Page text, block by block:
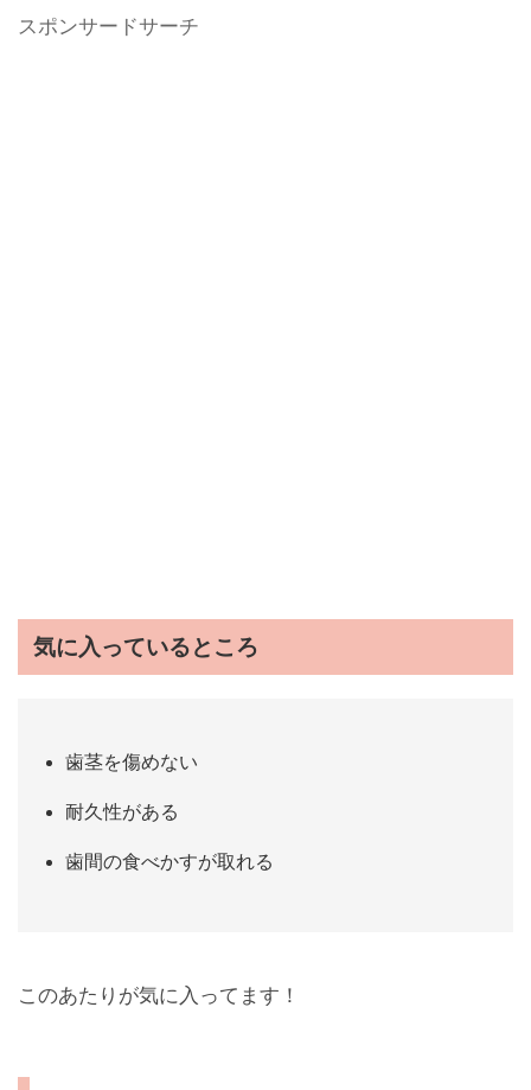
スポンサードサーチ
気に入っているところ
歯茎を傷めない
耐久性がある
歯間の食べかすが取れる
このあたりが気に入ってます！